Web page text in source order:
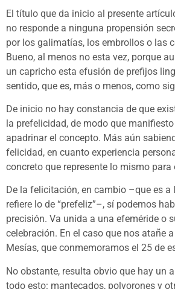
El título que da inicio al presente
no responde a ninguna propensión
por los galimatías, los embrollos o las
Bueno, al menos no esta vez, porque
un capricho esta efusión de prefijos
sentido, que es, más o menos, como
De inicio no hay constancia de que
la prefelicidad, de modo que
apadrinar el concepto. Más aún
felicidad, en cuanto experiencia
concreto que represente lo mismo
De la felicitación, en cambio –que es a
refiere lo de “prefeliz”–, sí podemos
precisión. Va unida a una efeméride o
celebración. En el caso que nos atañe
Mesías, que conmemoramos el 25 de
No obstante, resulta obvio que hay un
todo esto: mantecados, polvorones y